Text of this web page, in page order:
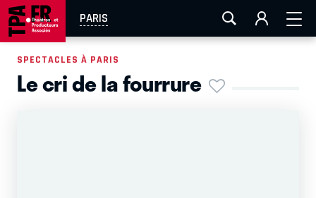
PARIS
AIX-MARSEILLE LA ROCHELLE
EN TOURNÉE
SPECTACLES À PARIS
Le cri de la fourrure